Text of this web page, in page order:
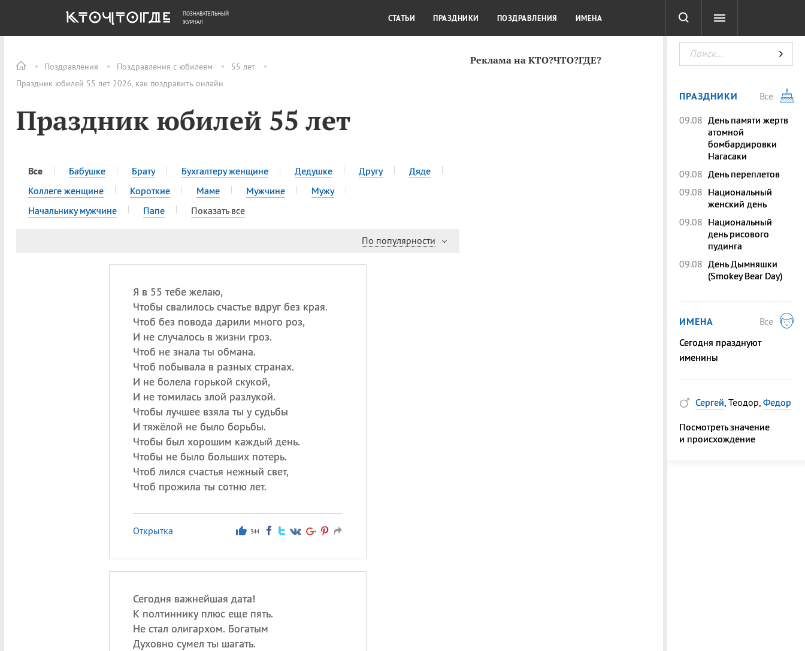
Поздравления Поздравления с юбилеем
55 лет
Праздник юбилей 55 лет 2026, как поздравить онлайн
Праздник юбилей 55 лет
Все Бабушке Брату Бухгалтеру женщине Дедушке Другу
Дяде
Коллеге женщине
Короткие Маме Мужчине
Мужу
Начальнику мужчине
Папе Показать все
По популярности
Я в 55 тебе желаю,
Чтобы свалилось счастье вдруг без края.
Чтоб без повода дарили много роз,
И не случалось в жизни гроз.
Чтоб не знала ты обмана.
Чтоб побывала в разных странах.
И не болела горькой скукой,
И не томилась злой разлукой.
Чтобы лучшее взяла ты у судьбы
И тяжёлой не было борьбы.
Чтобы был хорошим каждый день.
Чтобы не было больших потерь.
Чтоб лился счастья нежный свет,
Чтоб прожила ты сотню лет.
Открытка 344
Сегодня важнейшая дата!
К полтиннику плюс еще пять.
Не стал олигархом. Богатым
Духовно сумел ты шагать.
Реклама на КТО?ЧТО?ГДЕ?
ОБЩЕСТВО ДЕНЬГИ КУЛЬТУРА КРАСОТА ТЕСТЫ
ПОЗНАВАТЕЛЬНЫЙ
ЖУРНАЛ
СТАТЬИ ПРАЗДНИКИ ПОЗДРАВЛЕНИЯ ИМЕНА
ПРАЗДНИКИ
Все
09.08 День памяти жертв
атомной
бомбардировки
Нагасаки
09.08 День переплетов
09.08 Национальный
женский день
09.08 Национальный
день рисового
пудинга
09.08 День Дымняшки
(Smokey Bear Day)
ИМЕНА
Все
Сегодня празднуют
именины
Сергей, Теодор, Федор
Посмотреть значение
и происхождение